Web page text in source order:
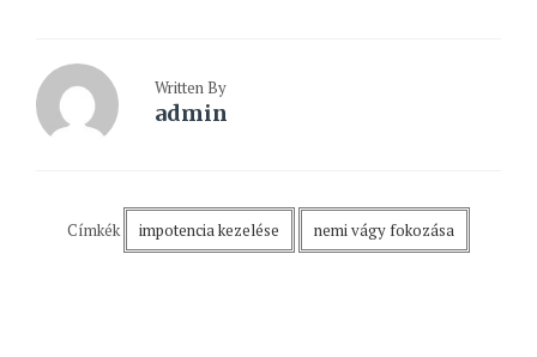
Written By
admin
Címkék impotencia kezelése nemi vágy fokozása